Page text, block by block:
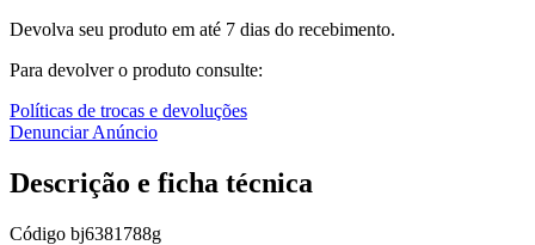
Devolva seu produto em até 7 dias do recebimento.
Para devolver o produto consulte:
Políticas de trocas e devoluções
Denunciar Anúncio
Descrição e ficha técnica
Código bj6381788g